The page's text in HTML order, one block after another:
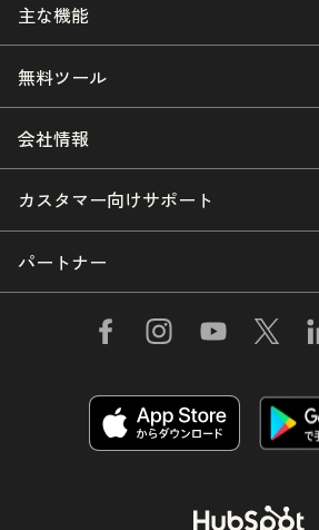
主な機能
無料ツール
会社情報
カスタマー向けサポート
パートナー